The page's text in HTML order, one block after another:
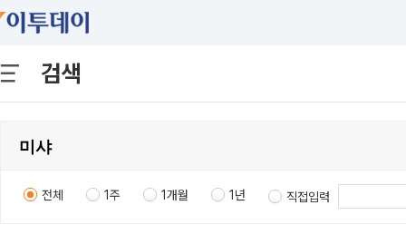
검색
전체 1주 1개월 1년 직접입력